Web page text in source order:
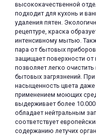
высококачественной
подходит для кухонь и
удаления пятен.
рецептуре, краска
интенсивному мытью.
пара от бытовых
защищает поверхности от
позволяет легко
бытовых загрязнений.
насыщенность цвета
применением моющих
выдерживает более
обладает нейтральным
соответствует
содержанию летучих